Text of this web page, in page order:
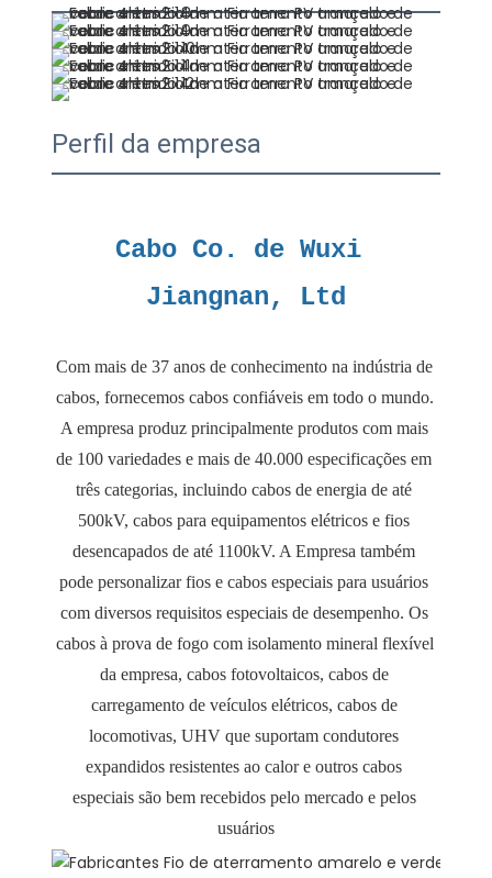
Perfil da empresa
Cabo Co. de Wuxi
Com mais de 37 anos de conhecimento na indústria de
cabos, fornecemos cabos confiáveis ​​em todo o mundo.
A empresa produz principalmente produtos com mais
de 100 variedades e mais de 40.000 especificações em
três categorias, incluindo cabos de energia de até
500kV, cabos para equipamentos elétricos e fios
desencapados de até 1100kV. A Empresa também
pode personalizar fios e cabos especiais para usuários
com diversos requisitos especiais de desempenho. Os
cabos à prova de fogo com isolamento mineral flexível
da empresa, cabos fotovoltaicos, cabos de
carregamento de veículos elétricos, cabos de
locomotivas, UHV que suportam condutores
expandidos resistentes ao calor e outros cabos
especiais são bem recebidos pelo mercado e pelos